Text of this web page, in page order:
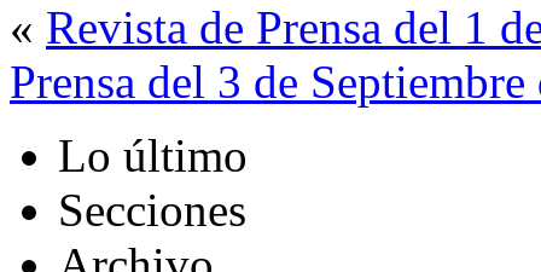
« Revista de Prensa del 1
Prensa del 3 de
Lo último
Secciones